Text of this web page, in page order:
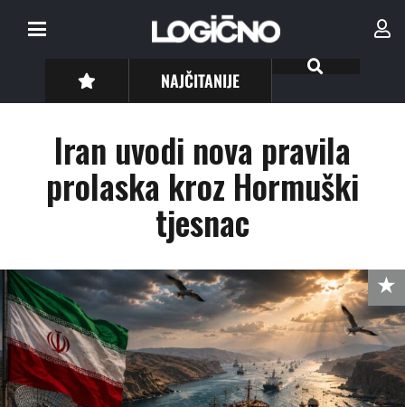
NAJČITANIJE
Iran uvodi nova pravila
prolaska kroz Hormuški
tjesnac